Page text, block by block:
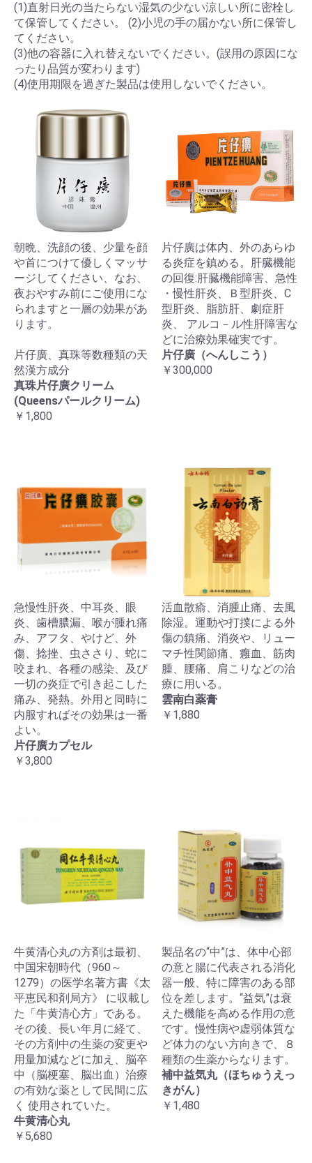
(1)直射日光の当たらない湿気の少ない涼しい所に密栓し
て保管してください。 (2)小児の手の届かない所に保管し
てください。
(3)他の容器に入れ替えないでください。(誤用の原因にな
ったり品質が変わります)
(4)使用期限を過ぎた製品は使用しないでください。
朝晩、洗顔の後、少量を顔
や首につけて優しくマッサ
ージしてください、なお、
夜おやすみ前にご使用にな
られますと一層の効果があ
ります。
片仔廣、真珠等数種類の天
然漢方成分
真珠片仔廣クリーム
(Queensパールクリーム)
￥1,800
片仔廣は体内、外のあらゆ
る炎症を鎮める。肝臓機能
の回復:肝臓機能障害、急性
・慢性肝炎、Ｂ型肝炎、C
型肝炎、脂肪肝、劇症肝
炎、 アルコ－ル性肝障害な
どに治療効果確実です。
片仔廣（へんしこう）
￥300,000
急慢性肝炎、中耳炎、眼
炎、歯槽膿漏、喉が腫れ痛
み、アフタ、やけど、外
傷、捻挫、虫ささり、蛇に
咬まれ、各種の感染、及び
一切の炎症で引き起こした
痛み、発熱。外用と同時に
内服すればその効果は一番
よい。
片仔廣カプセル
￥3,800
活血散瘉、消腫止痛、去風
除湿。運動や打撲による外
傷の鎮痛、消炎や、リュー
マチ性関節痛、癰血、筋肉
腫、腰痛、肩こりなどの治
療に用いる。
雲南白薬膏
￥1,880
牛黄清心丸の方剤は最初、
中国宋朝時代（960～
1279）の医学名著方書《太
平恵民和剤局方》 に収載し
た「牛黄清心方」である。
その後、長い年月に経て、
その方剤中の生薬の変更や
用量加減などに加え、脳卒
中（脳梗塞、脳出血）治療
の有効な薬として民間に広
く 使用されていた。
牛黄清心丸
￥5,680
製品名の“中”は、体中心部
の意と腸に代表される消化
器一般、特に障害のある部
位を差します。“益気”は衰
えた機能を高める作用の意
です。慢性病や虚弱体質な
ど体力のない方向きで、８
種類の生薬からなります。
補中益気丸（ほちゅうえっ
きがん）
￥1,480